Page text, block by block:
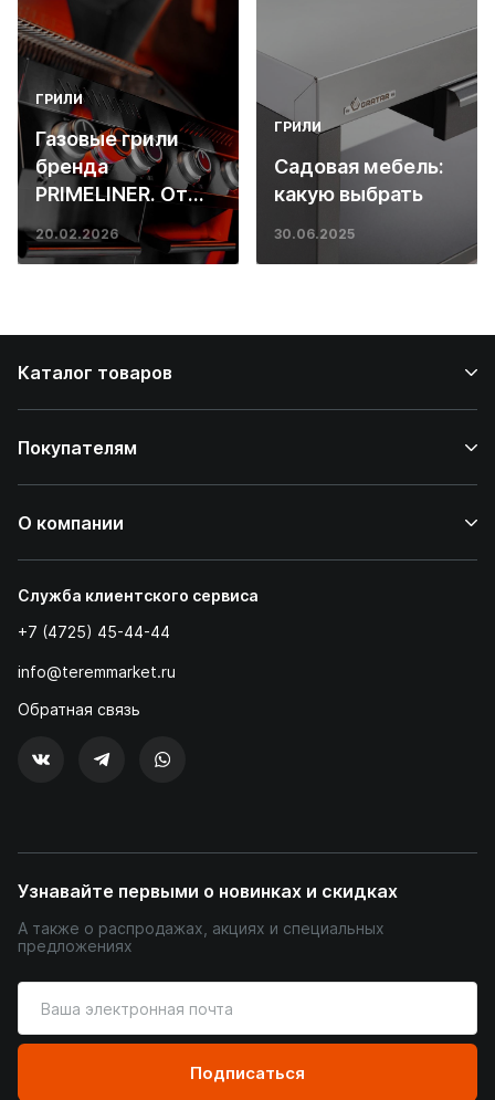
ГРИЛИ
Газовые грили
бренда
PRIMELINER. От
основ инженерии
до ресторанных
20.02.2026
ГРИЛИ
Садовая мебель:
какую выбрать
30.06.2025
Каталог товаров
Покупателям
О компании
Служба клиентского сервиса
+7 (4725) 45-44-44
info@teremmarket.ru
Обратная связь
Узнавайте первыми о новинках и скидках
А также о распродажах, акциях и специальных
предложениях
ваш
адрес
почты
Подписаться